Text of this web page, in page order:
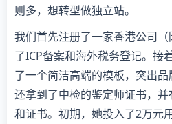
则多，想转型做独立站。
我们首先注册了一家香港公司
了ICP备案和海外税务登记。接
了一个简洁高端的模板，突出
还拿到了中检的鉴定师证书，
和证书。初期，她投入了2万元